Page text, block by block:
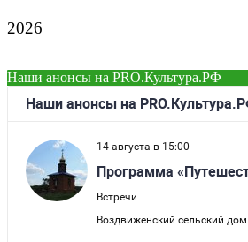
2026
Наши анонсы на PRO.Культура.РФ